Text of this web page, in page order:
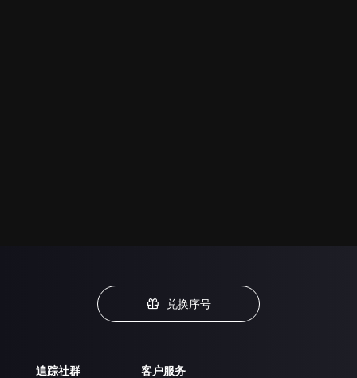
兑换序号
追踪社群 客户服务